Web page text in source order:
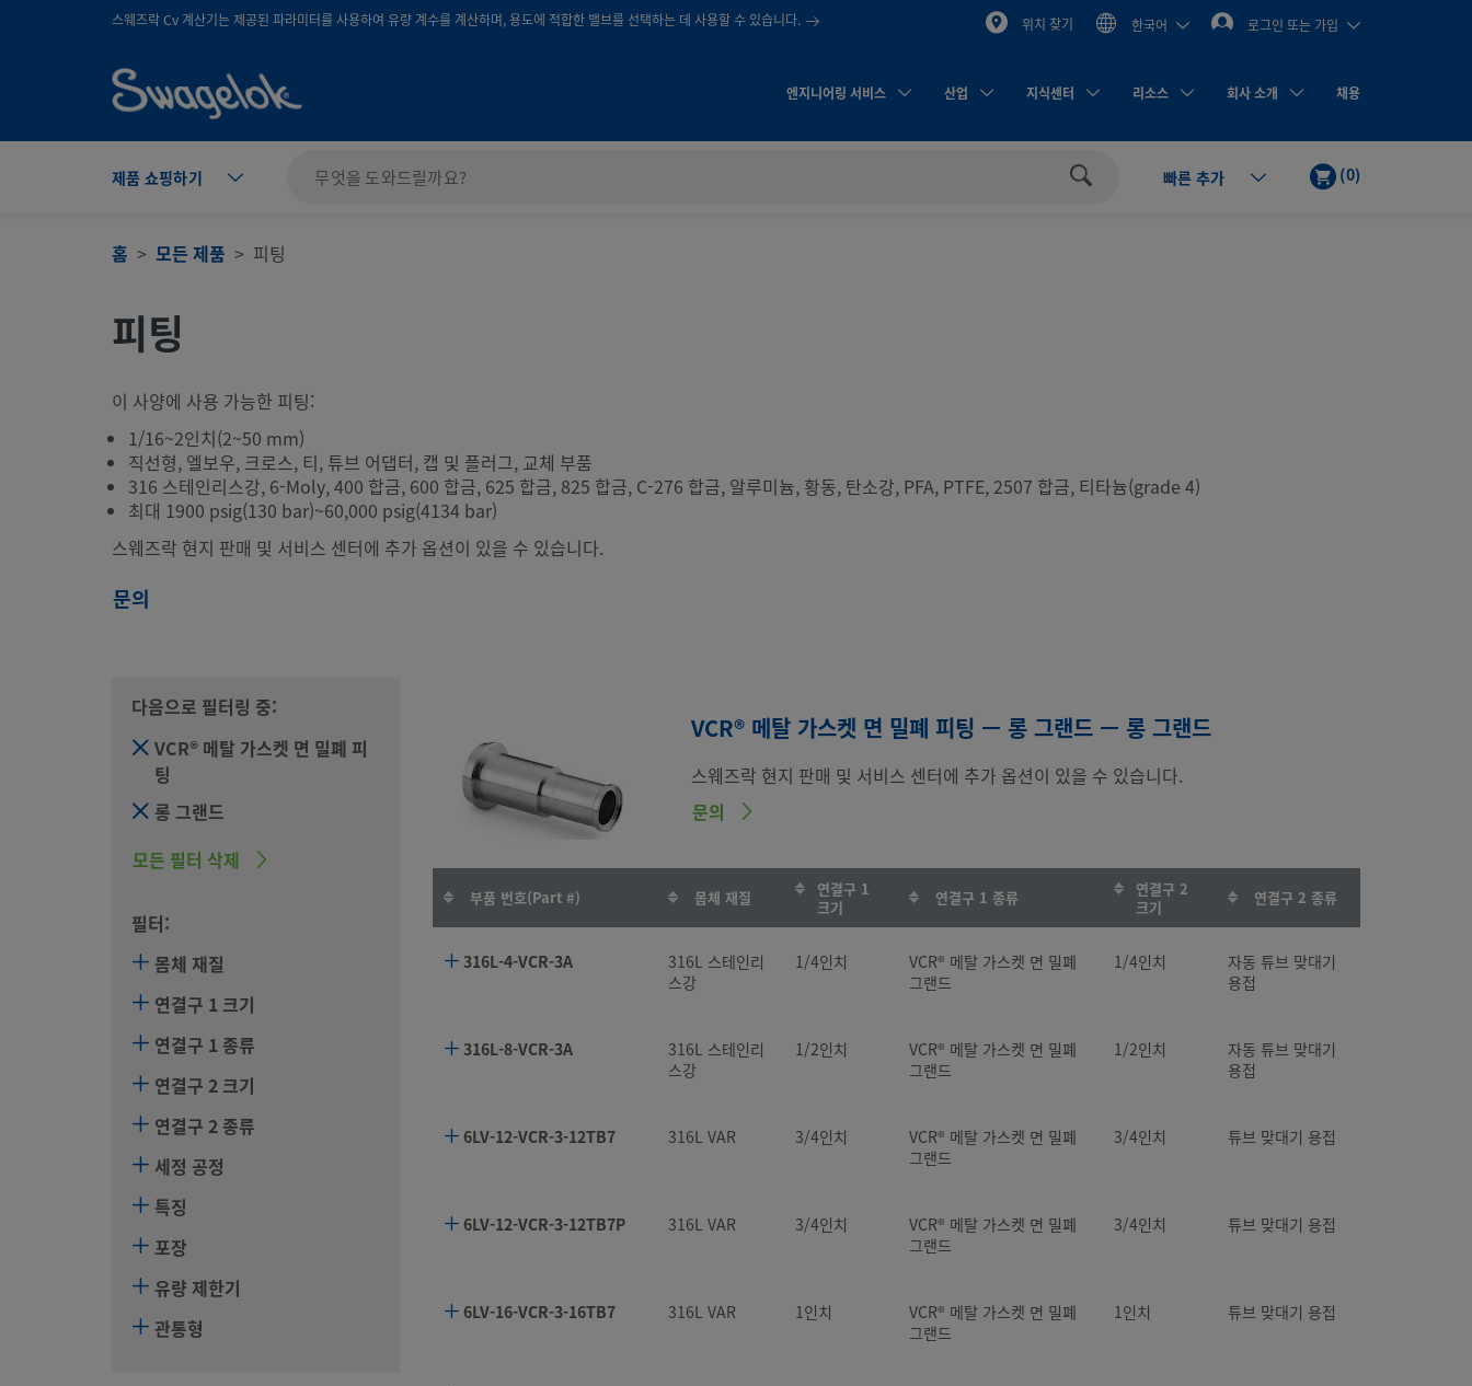
text.skipToContent
text.skipToNavigation스웨즈락 Cv 계산기는 제공된 파라미터를 사용하여 유량 계수를 계산하며, 용도에 적합한 밸브를 선택하는 데 사용할 수 있습니다. 위치 찾기 한국어 로그인 또는 가입
엔지니어링 서비스 산업 지식센터 리소스 회사 소개 채용
제품 쇼핑하기 빠른 추가
카
(0)
홈 모든 제품 피팅
피팅
이 사양에 사용 가능한 피팅:
1/16~2인치(2~50 mm)
직선형, 엘보우, 크로스, 티, 튜브 어댑터, 캡 및 플러그, 교체 부품
316 스테인리스강, 6-Moly, 400 합금, 600 합금, 625 합금, 825 합금, C-276 합금, 알루미늄, 황동, 탄소강, PFA, PTFE, 2507 합금, 티타늄(grade 4)
최대 1900 psig(130 bar)~60,000 psig(4134 bar)
스웨즈락 현지 판매 및 서비스 센터에 추가 옵션이 있을 수 있습니다.
문의
다음으로 필터링 중:
VCR® 메탈 가스켓 면 밀폐 피
팅
롱 그랜드
모든 필터 삭제
필터:
몸체 재질
연결구 1 크기
연결구 1 종류
연결구 2 크기
연결구 2 종류
세정 공정
특징
포장
유량 제한기
관통형
VCR® 메탈 가스켓 면 밀폐 피팅 — 롱 그랜드 — 롱 그랜드
스웨즈락 현지 판매 및 서비스 센터에 추가 옵션이 있을 수 있습니다.
문의
부품 번호(Part #) 몸체 재질
연결구 1
크기
연결구 1 종류
연결구 2
크기
연결구 2 종류
316L-4-VCR-3A
316L 스테인리
스강
1/4인치
VCR® 메탈 가스켓 면 밀폐
그랜드
1/4인치
자동 튜브 맞대기
용접
316L-8-VCR-3A
316L 스테인리
스강
1/2인치
VCR® 메탈 가스켓 면 밀폐
그랜드
1/2인치
자동 튜브 맞대기
용접
6LV-12-VCR-3-12TB7 316L VAR 3/4인치
VCR® 메탈 가스켓 면 밀폐
그랜드
3/4인치 튜브 맞대기 용접
6LV-12-VCR-3-12TB7P 316L VAR 3/4인치
VCR® 메탈 가스켓 면 밀폐
그랜드
3/4인치 튜브 맞대기 용접
6LV-16-VCR-3-16TB7 316L VAR 1인치
VCR® 메탈 가스켓 면 밀폐
그랜드
1인치 튜브 맞대기 용접